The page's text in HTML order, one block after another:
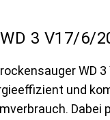
WD 3 V17/6/
WD
und
Dabei